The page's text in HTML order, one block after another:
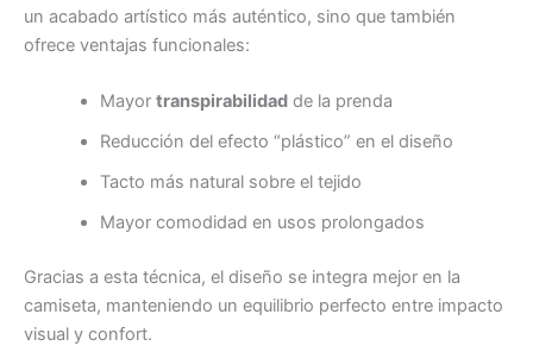
un acabado artístico más auténtico, sino que también
ofrece ventajas funcionales:
Mayor transpirabilidad de la prenda
Reducción del efecto “plástico” en el diseño
Tacto más natural sobre el tejido
Mayor comodidad en usos prolongados
Gracias a esta técnica, el diseño se integra mejor en la
camiseta, manteniendo un equilibrio perfecto entre impacto
visual y confort.